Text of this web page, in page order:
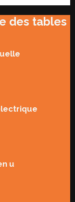
des tables
u